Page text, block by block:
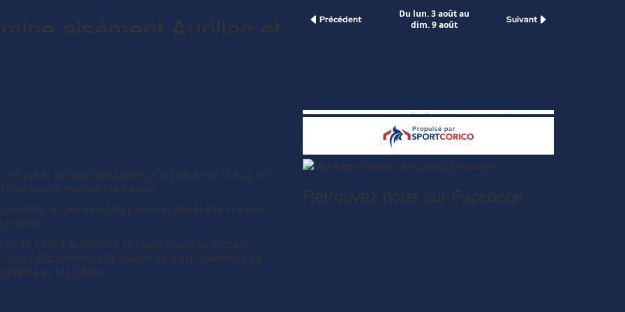
aisément Aurillac et
à 6 points hier que disputaient sur la pelouse du Dunlop les
se sont montrés à la hauteur.
qui plantèrent les premières banderilles et eurent
10 mètres du but mais sa frappe trouva un Zacharie
bon débordement côté gauche de la part d’Aurillac c’est
son. but (8ème).
Retrouvez nous sur Facebook